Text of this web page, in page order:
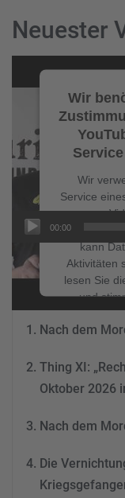
Neuester
Player
Wir
Wir
Service
um
einzubetten.
kann
Aktivitäten
lesen Sie
und
Nutzung
dieses
Mehr
Consent
00:00
NEUESTE
Nach dem
Thing XI:
Oktober 2026
Nach dem
Die